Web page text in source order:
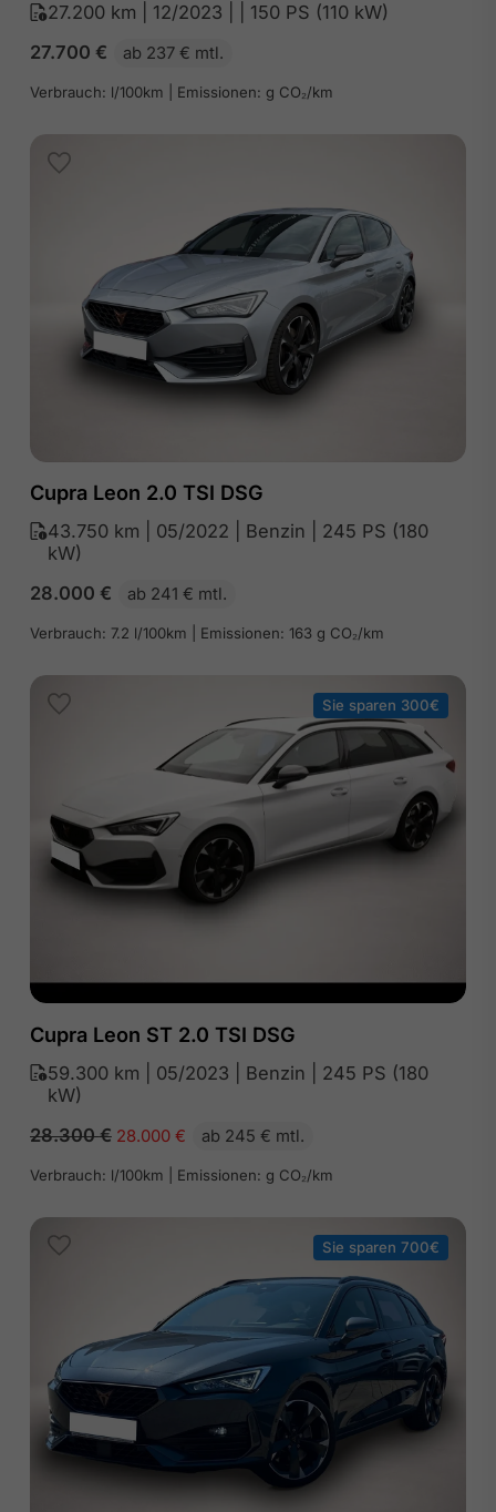
27.200 km | 12/2023 | | 150 PS (110 kW)
27.700 € ab 237 € mtl.
Verbrauch: l/100km | Emissionen: g CO₂/km
Cupra Leon 2.0 TSI DSG
43.750 km | 05/2022 | Benzin | 245 PS (180
kW)
28.000 € ab 241 € mtl.
Verbrauch: 7.2 l/100km | Emissionen: 163 g CO₂/km
Sie sparen 300€
Cupra Leon ST 2.0 TSI DSG
59.300 km | 05/2023 | Benzin | 245 PS (180
kW)
28.300€28.000 € ab 245 € mtl.
Verbrauch: l/100km | Emissionen: g CO₂/km
Sie sparen 700€